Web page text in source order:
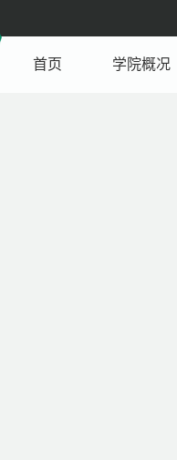
首页 学院概况